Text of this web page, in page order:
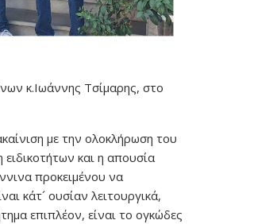
κ.Ιωάννης Τσίμαρης, στο
με την ολοκλήρωση του
και η απουσία
προκειμένου να
κάτ´ ουσίαν λειτουργικά,
επιπλέον, είναι το ογκώδες